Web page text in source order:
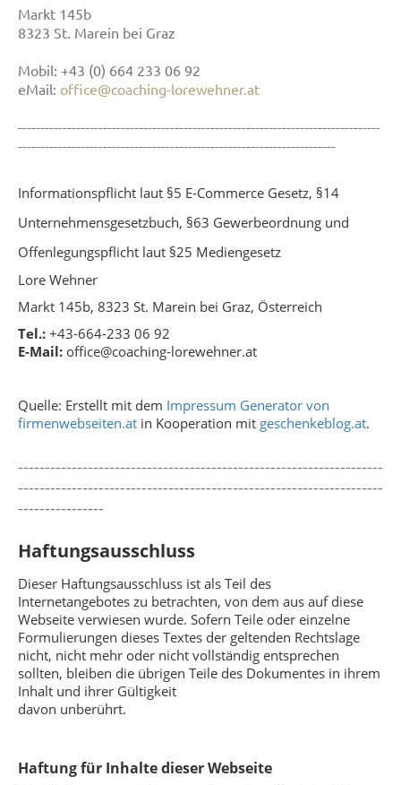
Markt 145b
8323 St. Marein bei Graz
Mobil: +43 (0) 664 233 06 92
eMail: office@coaching-lorewehner.at
---------------------------------------------------------------------------------
-----------------------------------------------------------------------
Informationspflicht laut §5 E-Commerce Gesetz, §14
Unternehmensgesetzbuch, §63 Gewerbeordnung und
Offenlegungspflicht laut §25 Mediengesetz
Lore Wehner
Markt 145b, 8323 St. Marein bei Graz, Österreich
Tel.: +43-664-233 06 92
E-Mail: office@coaching-lorewehner.at
Quelle: Erstellt mit dem Impressum Generator von
firmenwebseiten.at in Kooperation mit geschenkeblog.at.
--------------------------------------------------------------------
--------------------------------------------------------------------
----------------
Haftungsausschluss
Dieser Haftungsausschluss ist als Teil des
Internetangebotes zu betrachten, von dem aus auf diese
Webseite verwiesen wurde. Sofern Teile oder einzelne
Formulierungen dieses Textes der geltenden Rechtslage
nicht, nicht mehr oder nicht vollständig entsprechen
sollten, bleiben die übrigen Teile des Dokumentes in ihrem
Inhalt und ihrer Gültigkeit
davon unberührt.
Haftung für Inhalte dieser Webseite